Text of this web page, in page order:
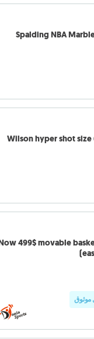
Spalding NBA
Wilson hyper shot size
499$ movable